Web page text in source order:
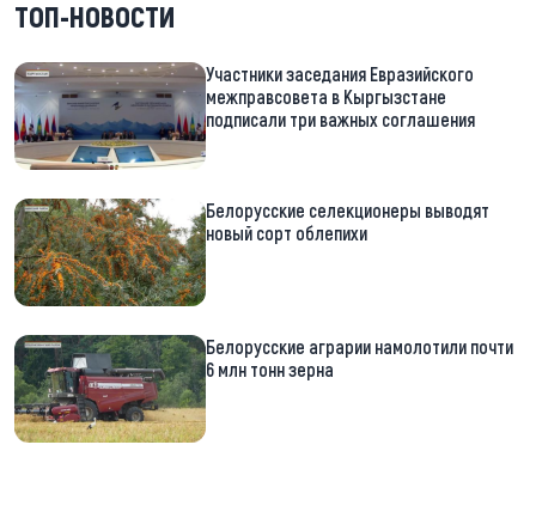
ТОП-НОВОСТИ
Участники заседания Евразийского
межправсовета в Кыргызстане
подписали три важных соглашения
Белорусские селекционеры выводят
новый сорт облепихи
Белорусские аграрии намолотили почти
6 млн тонн зерна